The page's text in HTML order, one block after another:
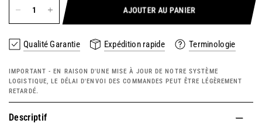
AJOUTER AU PANIER
Qualité Garantie Expédition rapide Terminologie
IMPORTANT - EN RAISON D'UNE MISE À JOUR DE NOTRE SYSTÈME
LOGISTIQUE, LE DÉLAI D'ENVOI DES COMMANDES PEUT ÊTRE LÉGÈREMENT
RETARDÉ.
Descriptif